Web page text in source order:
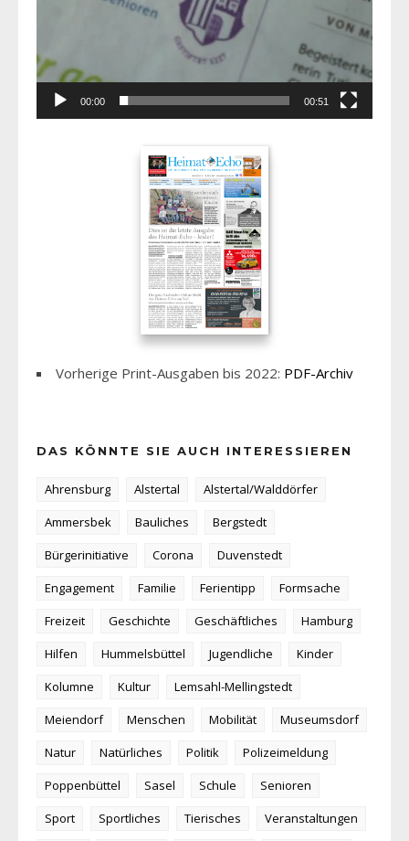
00:00 00:51
Vorherige Print-Ausgaben bis 2022: PDF-Archiv
DAS KÖNNTE SIE AUCH INTERESSIEREN
Ahrensburg Alstertal
Alstertal/Walddörfer
Ammersbek
Bauliches
Bergstedt
Bürgerinitiative
Corona
Duvenstedt
Engagement
Familie Ferientipp
Formsache
Freizeit
Geschichte Geschäftliches
Hamburg
Hilfen
Hummelsbüttel Jugendliche
Kinder
Kolumne
Kultur
Lemsahl-Mellingstedt
Meiendorf
Menschen Mobilität
Museumsdorf
Natur
Natürliches Politik
Polizeimeldung
Poppenbüttel
Sasel Schule
Senioren
Sport
Sportliches Tierisches
Veranstaltungen